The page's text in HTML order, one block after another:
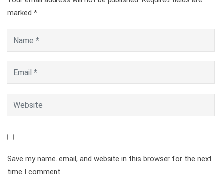
marked *
Save my name, email, and website in this browser for the next
time I comment.